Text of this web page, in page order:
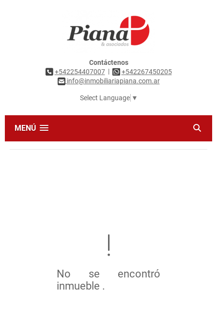
Contáctenos
+542254407007|
+542267450205
info@inmobiliariapiana.com.ar
Select Language ▼
MENÚ
No se encontró
inmueble .